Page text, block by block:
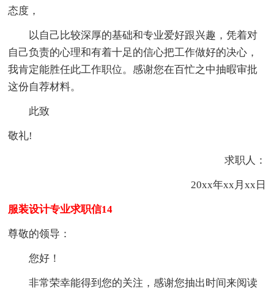
态度，
以自己比较深厚的基础和专业爱好跟兴趣，凭着对
自己负责的心理和有着十足的信心把工作做好的决心，
我肯定能胜任此工作职位。感谢您在百忙之中抽暇审批
这份自荐材料。
此致
敬礼!
求职人：
20xx年xx月xx日
服装设计专业求职信14
尊敬的领导：
您好！
非常荣幸能得到您的关注，感谢您抽出时间来阅读